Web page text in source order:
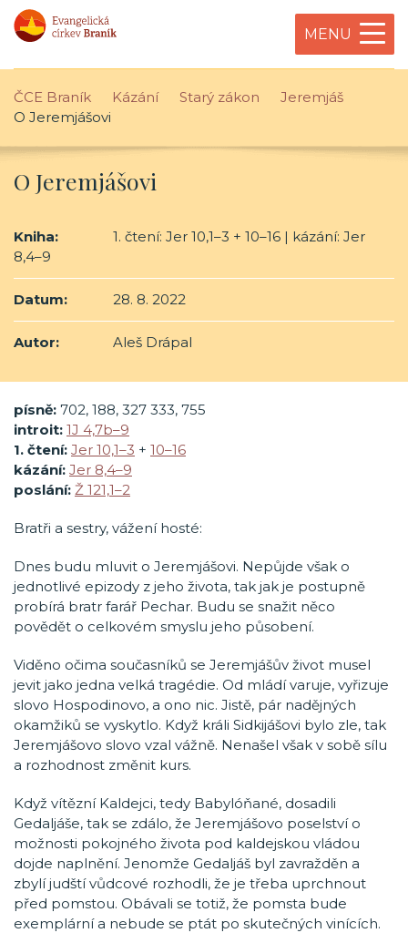
MENU
ČCE Braník Kázání Starý zákon
Jeremjáš
O Jeremjášovi
O Jeremjášovi
Kniha:
1. čtení: Jer 10,1–3 + 10–16 | kázání: Jer
8,4–9
Datum: 28. 8. 2022
Autor: Aleš Drápal
písně: 702, 188, 327 333, 755
introit: 1J 4,7b–9
1. čtení: Jer 10,1–3 + 10–16
kázání: Jer 8,4–9
poslání: Ž 121,1–2
Bratři a sestry, vážení hosté:
Dnes budu mluvit o Jeremjášovi. Nepůjde však o
jednotlivé epizody z jeho života, tak jak je postupně
probírá bratr farář Pechar. Budu se snažit něco
povědět o celkovém smyslu jeho působení.
Viděno očima současníků se Jeremjášův život musel
jevit jako jedna velká tragédie. Od mládí varuje, vyřizuje
slovo Hospodinovo, a ono nic. Jistě, pár nadějných
okamžiků se vyskytlo. Když králi Sidkijášovi bylo zle, tak
Jeremjášovo slovo vzal vážně. Nenašel však v sobě sílu
a rozhodnost změnit kurs.
Když vítězní Kaldejci, tedy Babylóňané, dosadili
Gedaljáše, tak se zdálo, že Jeremjášovo poselství o
možnosti pokojného života pod kaldejskou vládou
dojde naplnění. Jenomže Gedaljáš byl zavražděn a
zbylí judští vůdcové rozhodli, že je třeba uprchnout
před pomstou. Obávali se totiž, že pomsta bude
exemplární a nebude se ptát po skutečných vinících.